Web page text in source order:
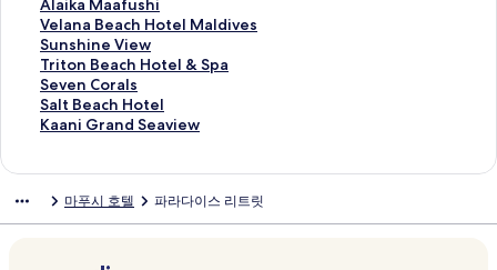
지
를
여
는
링
크
를
여
는
링
크
를
여
는
링
크
이
지
를
여
는
링
S
e
a
v
i
e
S
지
를
여
는
링
크
c
e
페
이
지
를
크
를
여
는
링
크
l
l
a
페
이
지
링
크
e
a
V
i
e
w
를
여
M
a
a
f
u
s
이
지
i
l
l
a
G
u
o
e
a
c
h
H
o
페
이
V
i
l
l
a
g
a
t
a
l
S
a
n
이
지
t
e
s
h
e
l
a
e
n
a
B
e
a
t
Alaika Maafushi
l
a
i
k
a
M
s
Velana Beach Hotel Maldives
V
e
l
a
n
a
h
Sunshine View
S
u
n
s
h
i
Triton Beach Hotel & Spa
T
r
i
t
a
Seven Corals
S
e
v
r
Salt Beach Hotel
S
a
a
Kaani Grand Seaview
K
G
마푸시 호텔 파라다이스 리트릿